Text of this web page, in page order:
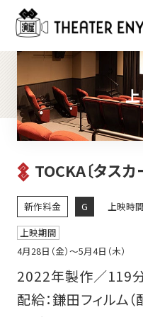
TOCKA〔タスカ
新作料金 G
上映時
上映期間
4月28日（金）〜5月4日（木）
2022年製作／119
配給：鎌田フィルム